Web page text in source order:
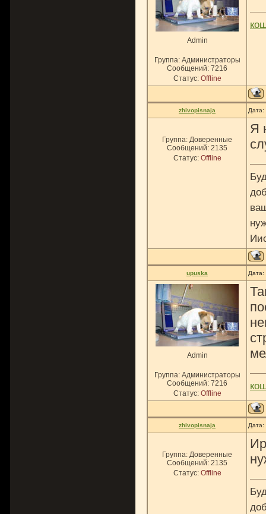
Admin
Группа: Администраторы
Сообщений: 7216
Статус: Offline
zhivopisnaja Дата:
Группа: Доверенные
Сообщений: 2135
Статус: Offline
Я
upuska
Admin
Группа: Администраторы
Сообщений: 7216
Статус: Offline
zhivopisnaja
Группа: Доверенные
Сообщений: 2135
Статус: Offline